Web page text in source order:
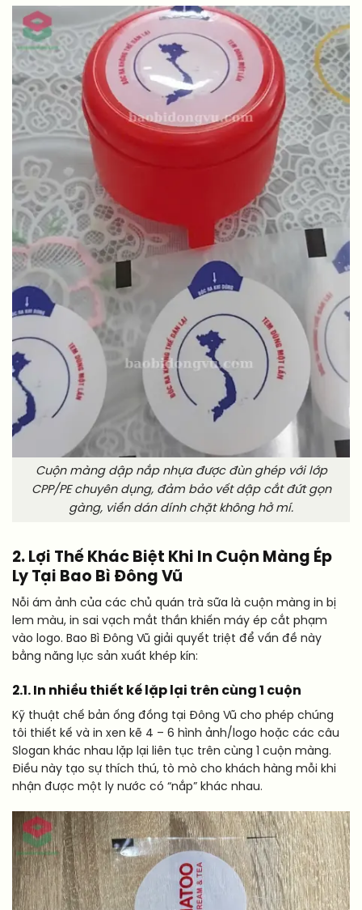
Cuộn màng dập nắp nhựa được đùn ghép với lớp
CPP/PE chuyên dụng, đảm bảo vết dập cắt đứt gọn
gàng, viền dán dính chặt không hở mí.
2. Lợi Thế Khác Biệt Khi In Cuộn Màng Ép
Ly Tại Bao Bì Đông Vũ
Nỗi ám ảnh của các chủ quán trà sữa là cuộn màng in bị
lem màu, in sai vạch mắt thần khiến máy ép cắt phạm
vào logo. Bao Bì Đông Vũ giải quyết triệt để vấn đề này
bằng năng lực sản xuất khép kín:
2.1. In nhiều thiết kế lặp lại trên cùng 1 cuộn
Kỹ thuật chế bản ống đồng tại Đông Vũ cho phép chúng
tôi thiết kế và in xen kẽ 4 – 6 hình ảnh/logo hoặc các câu
Slogan khác nhau lặp lại liên tục trên cùng 1 cuộn màng.
Điều này tạo sự thích thú, tò mò cho khách hàng mỗi khi
nhận được một ly nước có “nắp” khác nhau.